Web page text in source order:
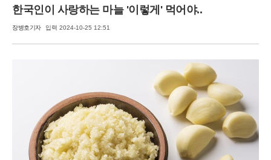
한국인이 사랑하는 마늘 '이렇게' 먹어야..
장병호기자 입력 2024-10-25 12:51